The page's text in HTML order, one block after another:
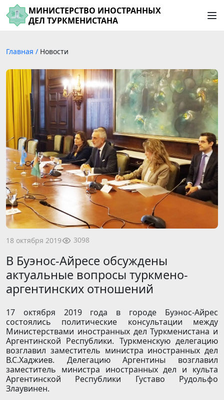
МИНИСТЕРСТВО ИНОСТРАННЫХ
ДЕЛ ТУРКМЕНИСТАНА
Главная / Новости
18 октября 2019 3098
В Буэнос-Айресе обсуждены
актуальные вопросы туркмено-
аргентинских отношений
17 октября 2019 года в городе Буэнос-Айрес
состоялись политические консультации между
Министерствами иностранных дел Туркменистана и
Аргентинской Республики. Туркменскую делегацию
возглавил заместитель министра иностранных дел
В.С.Хаджиев. Делегацию Аргентины возглавил
заместитель министра иностранных дел и культа
Аргентинской Республики Густаво Рудольфо
Злаувинен.